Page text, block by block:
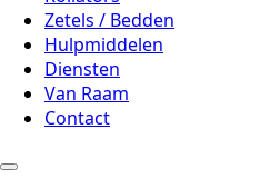
Zetels / Bedden
Hulpmiddelen
Diensten
Van Raam
Contact